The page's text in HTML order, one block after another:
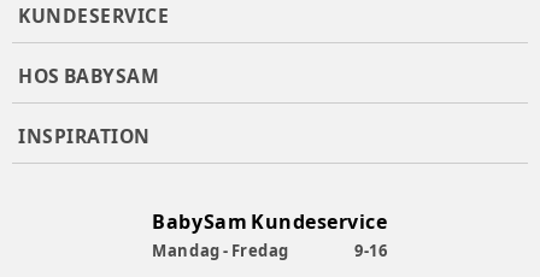
KUNDESERVICE
HOS BABYSAM
INSPIRATION
BabySam Kundeservice
Mandag - Fredag 9-16